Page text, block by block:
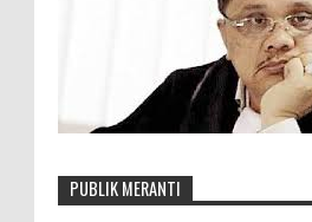
PUBLIK MERANTI